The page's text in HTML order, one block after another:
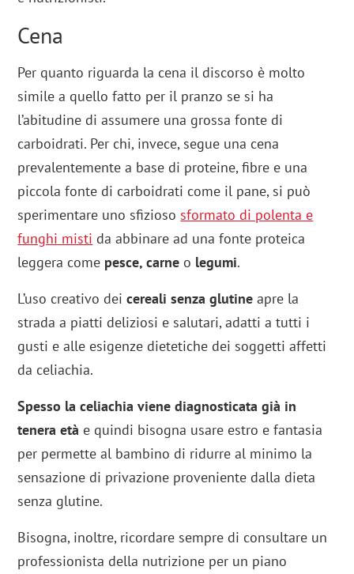
Cena
Per quanto riguarda la cena il discorso è molto
simile a quello fatto per il pranzo se si ha
l’abitudine di assumere una grossa fonte di
carboidrati. Per chi, invece, segue una cena
prevalentemente a base di proteine, fibre e una
piccola fonte di carboidrati come il pane, si può
sperimentare uno sfizioso sformato di polenta e
funghi misti da abbinare ad una fonte proteica
leggera come pesce, carne o legumi.
L’uso creativo deicereali senza glutine apre la
strada a piatti deliziosi e salutari, adatti a tutti i
gusti e alle esigenze dietetiche dei soggetti affetti
da celiachia.
Spesso la celiachia viene diagnosticata già in
tenera età e quindi bisogna usare estro e fantasia
per permette al bambino di ridurre al minimo la
sensazione di privazione proveniente dalla dieta
senza glutine.
Bisogna, inoltre, ricordare sempre di consultare un
professionista della nutrizione per un piano